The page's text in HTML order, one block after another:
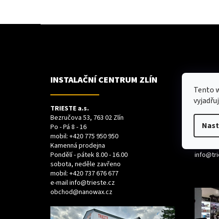
Tento
Z
INSTALAČNÍ CENTRUM ZLÍN
TRIESTE a.s.
Bezručova 53, 763 02 Zlín
Po - Pá 8 - 16
mobil: +420 775 950 950
Kamenná prodejna
Pondělí - pátek 8.00 - 16.00
sobota, neděle zavřeno
mobil: +420 737 676 677
e-mailinfo@trieste.cz
obchod@nanowax.cz
Po-Pá
Sobota